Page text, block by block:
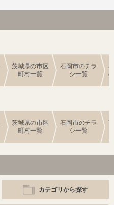
茨城県の市区
町村一覧
石岡市のチラ
シ一覧
茨城県の市区
町村一覧
石岡市のチラ
シ一覧
カテゴリから探す